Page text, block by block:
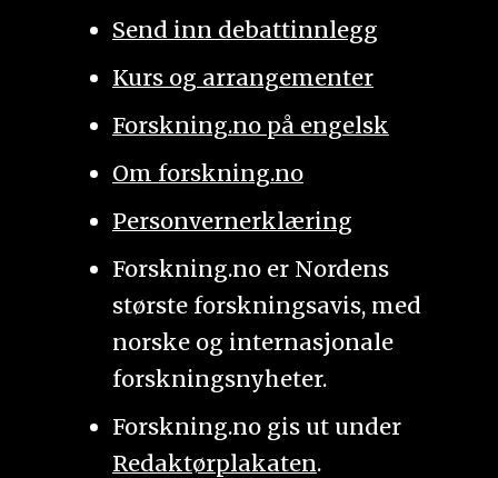
Send inn debattinnlegg
Kurs og arrangementer
Forskning.no på engelsk
Om forskning.no
Personvernerklæring
Forskning.no er Nordens
største forskningsavis, med
norske og internasjonale
forskningsnyheter.
Forskning.no gis ut under
Redaktørplakaten.